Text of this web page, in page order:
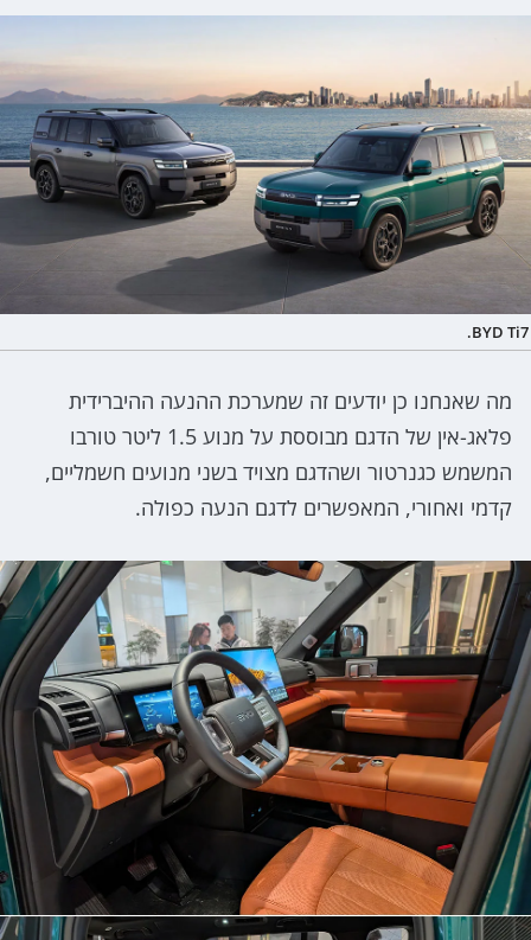
BYD Ti7.
מה שאנחנו כן יודעים זה שמערכת ההנעה ההיברידית
פלאג-אין של הדגם מבוססת על מנוע 1.5 ליטר טורבו
המשמש כגנרטור ושהדגם מצויד בשני מנועים חשמליים,
קדמי ואחורי, המאפשרים לדגם הנעה כפולה.